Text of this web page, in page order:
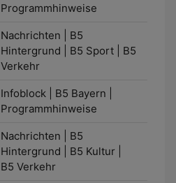
Programmhinweise
Nachrichten | B5
Hintergrund | B5 Sport | B5
Verkehr
Infoblock | B5 Bayern |
Programmhinweise
Nachrichten | B5
Hintergrund | B5 Kultur |
B5 Verkehr